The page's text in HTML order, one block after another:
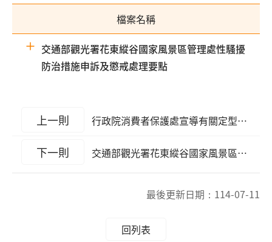
檔案名稱
交通部觀光署花東縱谷國家風景區管理處性騷擾
防治措施申訴及懲戒處理要點
上一則 行政院消費者保護處宣導有關定型化契約之爭議解決，業者和消費者得依個案情形與實際需求，選擇調解、仲裁或訴訟等合適之爭議解決方式。
下一則 交通部觀光署花東縱谷國家風景區管理處職場霸凌防治及處理作業規定
最後更新日期： 114-07-11
回列表